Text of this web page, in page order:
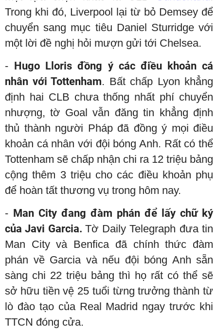
Trong khi đó, Liverpool lại từ bỏ Demsey để
chuyển sang mục tiêu Daniel Sturridge với
một lời đề nghị hỏi mượn gửi tới Chelsea.
- Hugo Lloris đồng ý các điều khoản cá
nhân với Tottenham. Bất chấp Lyon khẳng
định hai CLB chưa thống nhất phí chuyển
nhượng, tờ Goal vẫn đăng tin khẳng định
thủ thành người Pháp đã đồng ý mọi điều
khoản cá nhân với đội bóng Anh. Rất có thể
Tottenham sẽ chấp nhận chi ra 12 triệu bảng
cộng thêm 3 triệu cho các điều khoản phụ
để hoàn tất thương vụ trong hôm nay.
- Man City đang đàm phán để lấy chữ ký
của Javi Garcia.Tờ Daily Telegraph đưa tin
Man City và Benfica đã chính thức đàm
phán về Garcia và nếu đội bóng Anh sẵn
sàng chi 22 triệu bảng thì họ rất có thể sẽ
sở hữu tiền vệ 25 tuổi từng trưởng thành từ
lò đào tạo của Real Madrid ngay trước khi
TTCN đóng cửa.